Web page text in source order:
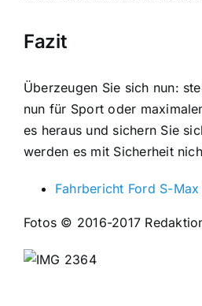
Fazit
Überzeugen Sie sich nun:
nun für Sport oder
es heraus und sichern Sie
werden es mit Sicherheit
Fahrbericht Ford S-Max
Fotos © 2016-2017